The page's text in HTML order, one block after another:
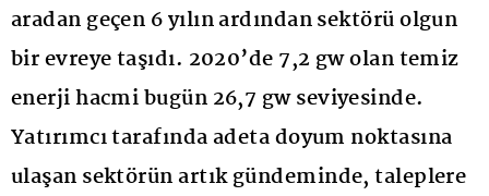
aradan geçen 6 yılın ardından sektörü olgun
bir evreye taşıdı. 2020’de 7,2 gw olan temiz
enerji hacmi bugün 26,7 gw seviyesinde.
Yatırımcı tarafında adeta doyum noktasına
ulaşan sektörün artık gündeminde, taleplere